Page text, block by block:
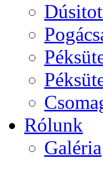
Rólunk
Galéria